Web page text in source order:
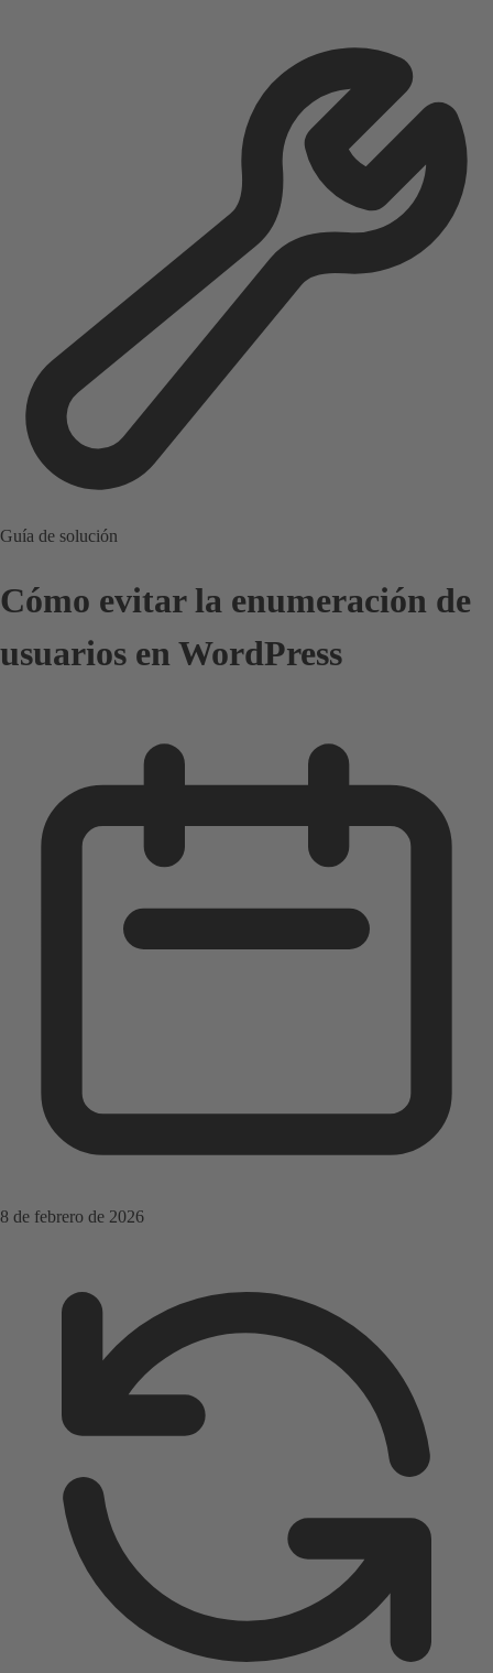
Guía de solución
Cómo evitar la enumeración de
usuarios en WordPress
8 de febrero de 2026